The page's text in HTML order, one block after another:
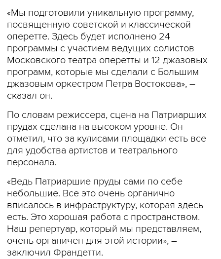
«Мы подготовили уникальную программу,
посвященную советской и классической
оперетте. Здесь будет исполнено 24
программы с участием ведущих солистов
Московского театра оперетты и 12 джазовых
программ, которые мы сделали с Большим
джазовым оркестром Петра Востокова», –
сказал он.
По словам режиссера, сцена на Патриарших
прудах сделана на высоком уровне. Он
отметил, что за кулисами площадки есть все
для удобства артистов и театрального
персонала.
«Ведь Патриаршие пруды сами по себе
небольшие. Все это очень органично
вписалось в инфраструктуру, которая здесь
есть. Это хорошая работа с пространством.
Наш репертуар, который мы представляем,
очень органичен для этой истории», –
заключил Франдетти.